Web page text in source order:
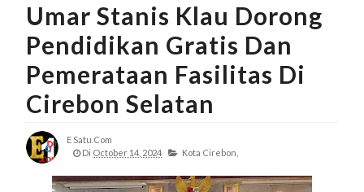
Umar Stanis Klau Dorong
Pendidikan Gratis Dan
Pemerataan Fasilitas Di
Cirebon Selatan
E Satu.com
Di October 14, 2024 Kota Cirebon,